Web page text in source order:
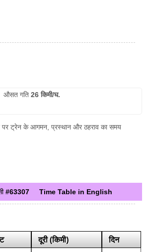
औसत गति 26 किमी/घ.
पर ट्रेन के आगमन, प्रस्थान और ठहराव का समय
#63307 Time Table in English
दूरी (किमी)
दिन